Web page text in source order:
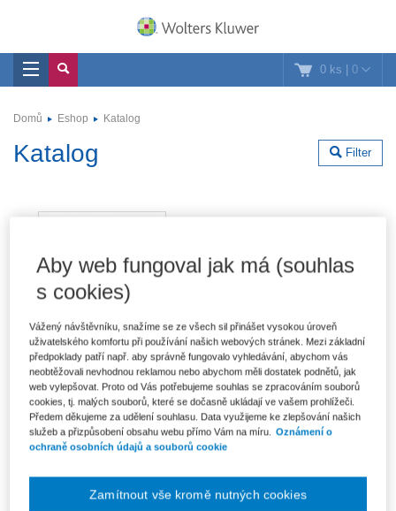
0 ks | 0
Domů Eshop Katalog
Filter
Katalog
Vybraná judikatura z oblasti
trestní odpovědnosti
právnických osob
Aby web fungoval jak má (souhlas
s cookies)
Vážený návštěvníku, snažíme se ze všech sil přinášet vysokou úroveň
uživatelského komfortu při používání našich webových stránek. Mezi základní
předpoklady patří např. aby správně fungovalo vyhledávání, abychom vás
neobtěžovali nevhodnou reklamou nebo abychom měli dostatek podnětů, jak
web vylepšovat. Proto od Vás potřebujeme souhlas se zpracováním souborů
cookies, tj. malých souborů, které se dočasně ukládají ve vašem prohlížeči.
Předem děkujeme za udělení souhlasu. Data využijeme ke zlepšování našich
služeb a přizpůsobení obsahu webu přímo Vám na míru.
Oznámení o
ochraně osobních údajů a souborů cookie
Zamítnout vše kromě nutných cookies